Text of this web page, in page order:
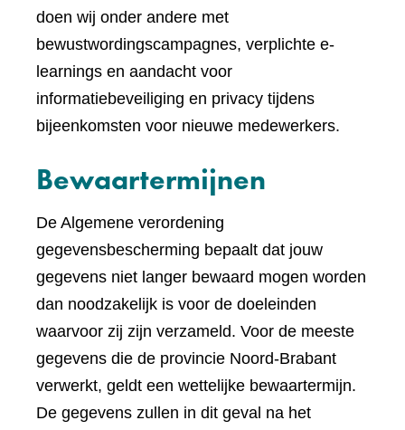
doen wij onder andere met
bewustwordingscampagnes, verplichte e-
learnings en aandacht voor
informatiebeveiliging en privacy tijdens
bijeenkomsten voor nieuwe medewerkers.
Bewaartermijnen
De Algemene verordening
gegevensbescherming bepaalt dat jouw
gegevens niet langer bewaard mogen worden
dan noodzakelijk is voor de doeleinden
waarvoor zij zijn verzameld. Voor de meeste
gegevens die de provincie Noord-Brabant
verwerkt, geldt een wettelijke bewaartermijn.
De gegevens zullen in dit geval na het